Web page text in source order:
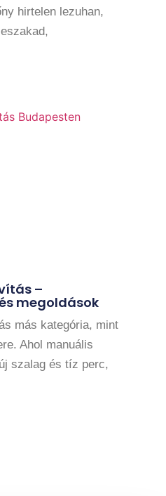
hirtelen lezuhan,
–
megoldások
más kategória, mint
Ahol manuális
szalag és tíz perc,